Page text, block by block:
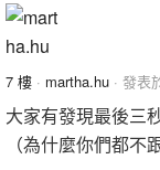
7 樓 · martha.hu · 發表
大家有發現最後三
（為什麼你們都不